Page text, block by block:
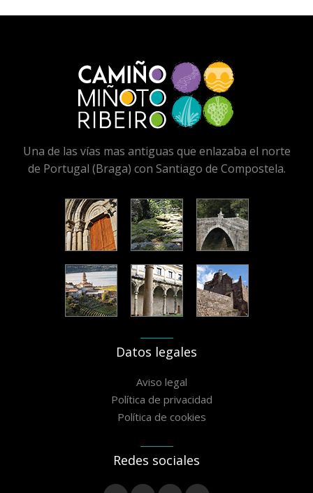
Una de las vías mas antiguas que enlazaba el norte
de Portugal (Braga) con Santiago de Compostela.
Datos legales
Aviso legal
Política de privacidad
Política de cookies
Redes sociales